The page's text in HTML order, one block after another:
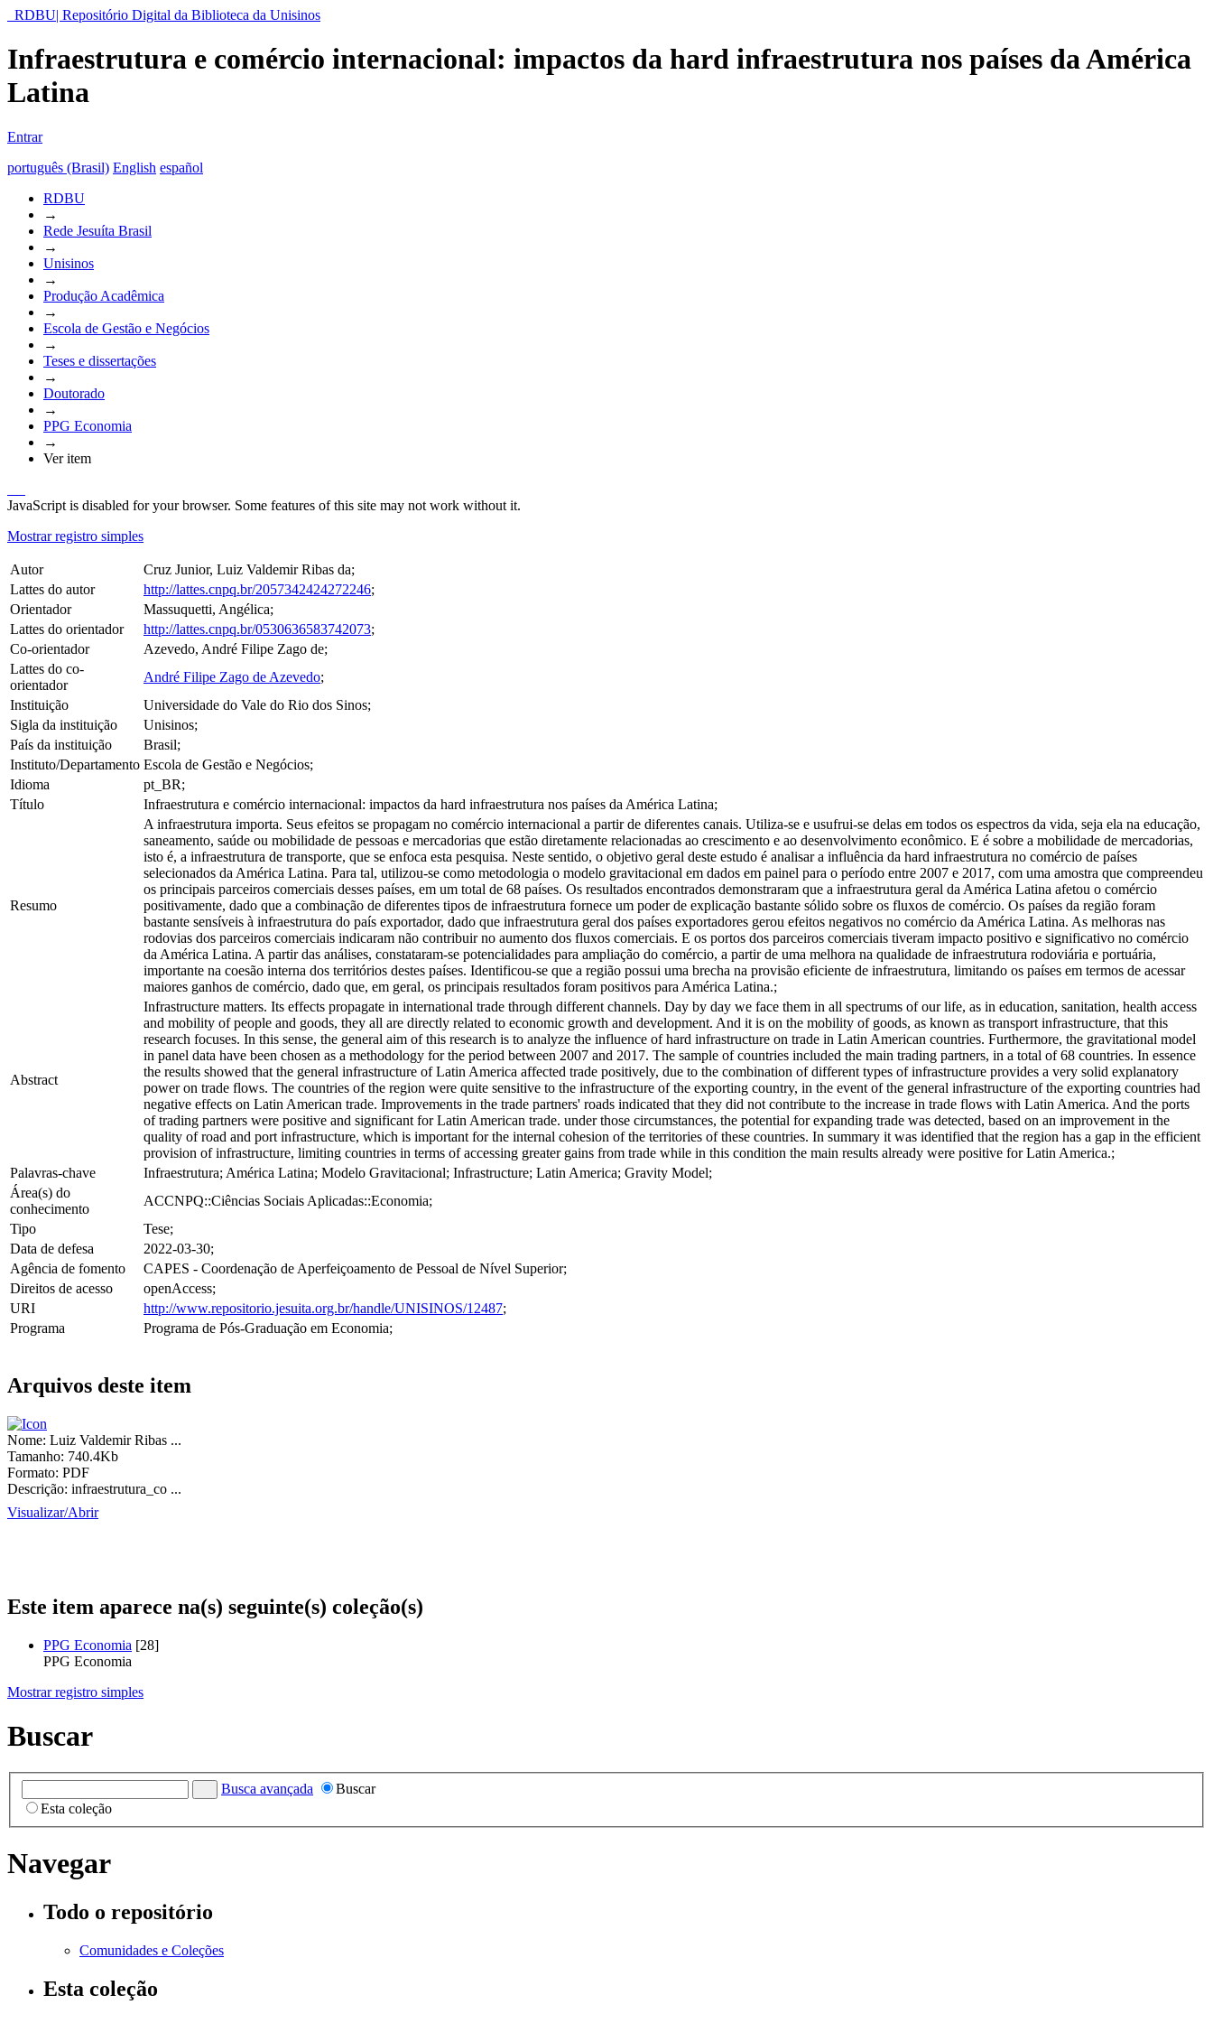
RDBU| Repositório Digital da Biblioteca da Unisinos
Infraestrutura e comércio internacional: impactos da hard infraestrutura nos países da América
Latina
Entrar
português (Brasil) English español
RDBU
→
Rede Jesuíta Brasil
→
Unisinos
→
Produção Acadêmica
→
Escola de Gestão e Negócios
→
Teses e dissertações
→
Doutorado
→
PPG Economia
→
Ver item
JavaScript is disabled for your browser. Some features of this site may not work without it.
Mostrar registro simples
Autor
Cruz Junior, Luiz Valdemir Ribas da;
Lattes do autor
http://lattes.cnpq.br/2057342424272246;
Orientador
Massuquetti, Angélica;
Lattes do orientador
http://lattes.cnpq.br/0530636583742073;
Co-orientador
Azevedo, André Filipe Zago de;
Lattes do co-
orientador
André Filipe Zago de Azevedo;
Instituição
Universidade do Vale do Rio dos Sinos;
Sigla da instituição
Unisinos;
País da instituição
Brasil;
Instituto/Departamento Escola de Gestão e Negócios;
Idioma
pt_BR;
Título
Infraestrutura e comércio internacional: impactos da hard infraestrutura nos países da América Latina;
Resumo
A infraestrutura importa. Seus efeitos se propagam no comércio internacional a partir de diferentes canais. Utiliza-se e usufrui-se delas em todos os espectros da vida, seja ela na educação,
saneamento, saúde ou mobilidade de pessoas e mercadorias que estão diretamente relacionadas ao crescimento e ao desenvolvimento econômico. E é sobre a mobilidade de mercadorias,
isto é, a infraestrutura de transporte, que se enfoca esta pesquisa. Neste sentido, o objetivo geral deste estudo é analisar a influência da hard infraestrutura no comércio de países
selecionados da América Latina. Para tal, utilizou-se como metodologia o modelo gravitacional em dados em painel para o período entre 2007 e 2017, com uma amostra que compreendeu
os principais parceiros comerciais desses países, em um total de 68 países. Os resultados encontrados demonstraram que a infraestrutura geral da América Latina afetou o comércio
positivamente, dado que a combinação de diferentes tipos de infraestrutura fornece um poder de explicação bastante sólido sobre os fluxos de comércio. Os países da região foram
bastante sensíveis à infraestrutura do país exportador, dado que infraestrutura geral dos países exportadores gerou efeitos negativos no comércio da América Latina. As melhoras nas
rodovias dos parceiros comerciais indicaram não contribuir no aumento dos fluxos comerciais. E os portos dos parceiros comerciais tiveram impacto positivo e significativo no comércio
da América Latina. A partir das análises, constataram-se potencialidades para ampliação do comércio, a partir de uma melhora na qualidade de infraestrutura rodoviária e portuária,
importante na coesão interna dos territórios destes países. Identificou-se que a região possui uma brecha na provisão eficiente de infraestrutura, limitando os países em termos de acessar
maiores ganhos de comércio, dado que, em geral, os principais resultados foram positivos para América Latina.;
Abstract
Infrastructure matters. Its effects propagate in international trade through different channels. Day by day we face them in all spectrums of our life, as in education, sanitation, health access
and mobility of people and goods, they all are directly related to economic growth and development. And it is on the mobility of goods, as known as transport infrastructure, that this
research focuses. In this sense, the general aim of this research is to analyze the influence of hard infrastructure on trade in Latin American countries. Furthermore, the gravitational model
in panel data have been chosen as a methodology for the period between 2007 and 2017. The sample of countries included the main trading partners, in a total of 68 countries. In essence
the results showed that the general infrastructure of Latin America affected trade positively, due to the combination of different types of infrastructure provides a very solid explanatory
power on trade flows. The countries of the region were quite sensitive to the infrastructure of the exporting country, in the event of the general infrastructure of the exporting countries had
negative effects on Latin American trade. Improvements in the trade partners' roads indicated that they did not contribute to the increase in trade flows with Latin America. And the ports
of trading partners were positive and significant for Latin American trade. under those circumstances, the potential for expanding trade was detected, based on an improvement in the
quality of road and port infrastructure, which is important for the internal cohesion of the territories of these countries. In summary it was identified that the region has a gap in the efficient
provision of infrastructure, limiting countries in terms of accessing greater gains from trade while in this condition the main results already were positive for Latin America.;
Palavras-chave
Infraestrutura; América Latina; Modelo Gravitacional; Infrastructure; Latin America; Gravity Model;
Área(s) do
conhecimento
ACCNPQ::Ciências Sociais Aplicadas::Economia;
Tipo
Tese;
Data de defesa
2022-03-30;
Agência de fomento
CAPES - Coordenação de Aperfeiçoamento de Pessoal de Nível Superior;
Direitos de acesso
openAccess;
URI
http://www.repositorio.jesuita.org.br/handle/UNISINOS/12487;
Programa
Programa de Pós-Graduação em Economia;
Arquivos deste item
Nome: Luiz Valdemir Ribas ...
Tamanho: 740.4Kb
Formato: PDF
Descrição: infraestrutura_co ...
Visualizar/Abrir
Este item aparece na(s) seguinte(s) coleção(s)
PPG Economia [28]
PPG Economia
Mostrar registro simples
Buscar
Busca avançada
Buscar
Esta coleção
Navegar
Todo o repositório
Comunidades e Coleções
Esta coleção